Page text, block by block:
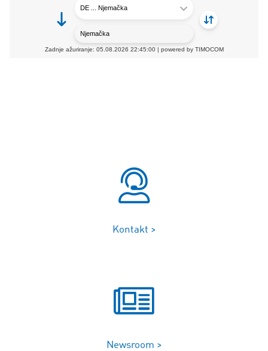
Kontakt >
Newsroom >